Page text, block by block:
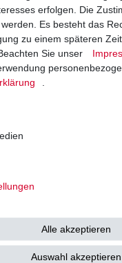
aus
erfolgen. Die
Es besteht das
zu einem späteren
Sie unser
Alle akzeptieren
Auswahl akzeptieren